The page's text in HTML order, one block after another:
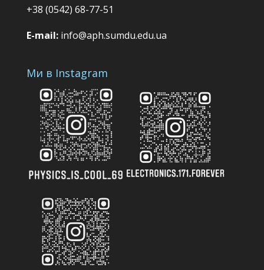
+38 (0542) 68-77-51
E-mail:info@aph.sumdu.edu.ua
Ми в Instagram